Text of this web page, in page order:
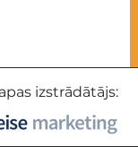
izstrādātājs: